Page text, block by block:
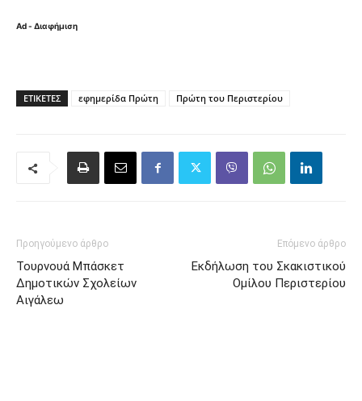
Ad - Διαφήμιση
ΕΤΙΚΈΤΕΣ εφημερίδα Πρώτη Πρώτη του Περιστερίου
Προηγούμενο άρθρο
Τουρνουά Μπάσκετ
Δημοτικών Σχολείων
Αιγάλεω
Επόμενο άρθρο
Εκδήλωση του Σκακιστικού
Ομίλου Περιστερίου